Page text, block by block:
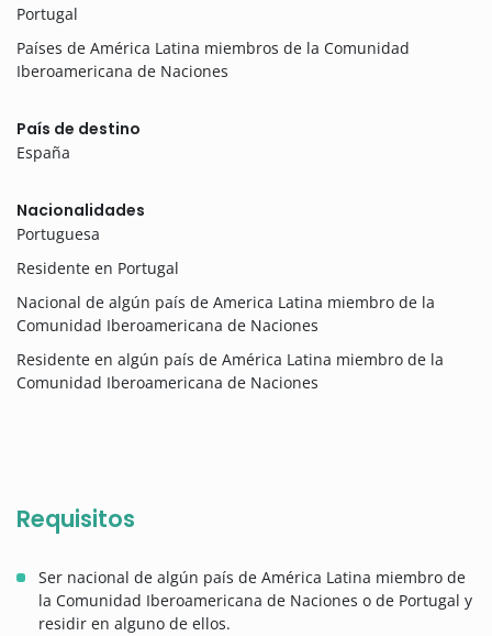
Portugal
Países de América Latina miembros de la Comunidad
Iberoamericana de Naciones
País de destino
España
Nacionalidades
Portuguesa
Residente en Portugal
Nacional de algún país de America Latina miembro de la
Comunidad Iberoamericana de Naciones
Residente en algún país de América Latina miembro de la
Comunidad Iberoamericana de Naciones
Requisitos
Ser nacional de algún país de América Latina miembro de
la Comunidad Iberoamericana de Naciones o de Portugal y
residir en alguno de ellos.